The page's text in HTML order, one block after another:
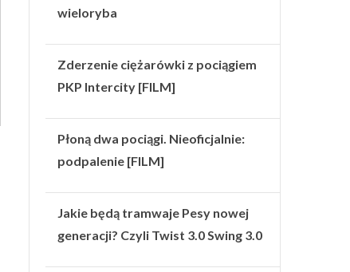
wieloryba
Zderzenie ciężarówki z pociągiem
PKP Intercity [FILM]
Płoną dwa pociągi. Nieoficjalnie:
podpalenie [FILM]
Jakie będą tramwaje Pesy nowej
generacji? Czyli Twist 3.0 Swing 3.0